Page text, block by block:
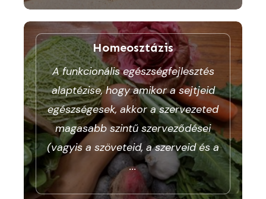
Homeosztázis
A funkcionális egészségfejlesztés
alaptézise, hogy amikor a sejtjeid
egészségesek, akkor a szervezeted
magasabb szintű szerveződései
(vagyis a szöveteid, a szerveid és a
...